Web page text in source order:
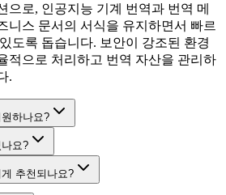
으로, 인공지능 기계 번역과 번역 메
니스 문서의 서식을 유지하면서 빠르
도록 돕습니다. 보안이 강조된 환경
적으로 처리하고 번역 자산을 관리하
.
하나요?
요?
추천되나요?